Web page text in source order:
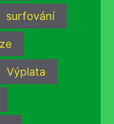
surfování
Výplata